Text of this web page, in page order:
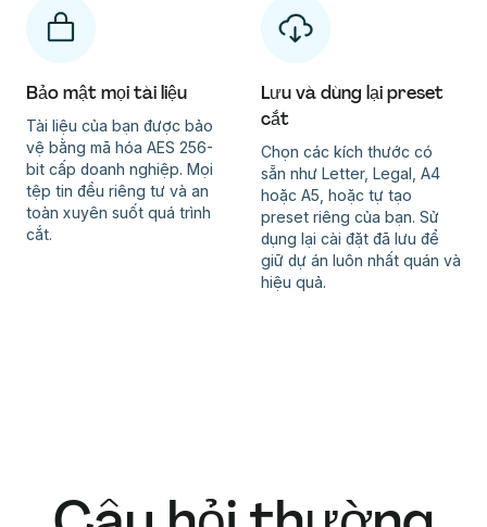
Bảo mật mọi tài liệu
Tài liệu của bạn được bảo
vệ bằng mã hóa AES 256-
bit cấp doanh nghiệp. Mọi
tệp tin đều riêng tư và an
toàn xuyên suốt quá trình
cắt.
Lưu và dùng lại preset
cắt
Chọn các kích thước có
sẵn như Letter, Legal, A4
hoặc A5, hoặc tự tạo
preset riêng của bạn. Sử
dụng lại cài đặt đã lưu để
giữ dự án luôn nhất quán và
hiệu quả.